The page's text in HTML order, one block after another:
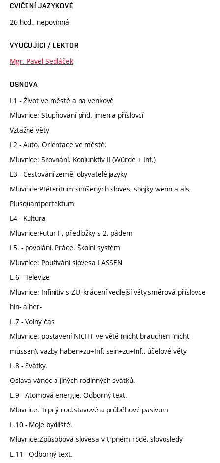
CVIČENÍ JAZYKOVÉ
26 hod., nepovinná
VYUČUJÍCÍ / LEKTOR
Mgr. Pavel Sedláček
OSNOVA
L1 - Źivot ve městě a na venkově
Mluvnice: Stupňování příd. jmen a příslovcí
Vztažné věty
L2 - Auto. Orientace ve městě.
Mluvnice: Srovnání. Konjunktiv II (Würde + Inf.)
L3 - Cestování.země, obyvatelé,jazyky
Mluvnice:Ptéteritum smíšených sloves, spojky wenn a als,
Plusquamperfektum
L4 - Kultura
Mluvnice:Futur I , předložky s 2. pádem
L5. - povolání. Práce. Školní systém
Mluvnice: Používání slovesa LASSEN
L.6 - Televize
Mluvnice: Infinitiv s ZU, krácení vedlejší věty,směrová příslovce
hin- a her-
L.7 - Volný čas
Mluvnice: postavení NICHT ve větě (nicht brauchen -nicht
müssen), vazby haben+zu+Inf, sein+zu+Inf., účelové věty
L.8 - Svátky.
Oslava vánoc a jiných rodinných svátků.
L.9 - Atomová energie. Odborný text.
Mluvnice: Trpný rod.stavové a průběhové pasivum
L.10 - Moje bydliště.
Mluvnice:Způsobová slovesa v trpném rodě, slovosledy
L.11 - Odborný text.